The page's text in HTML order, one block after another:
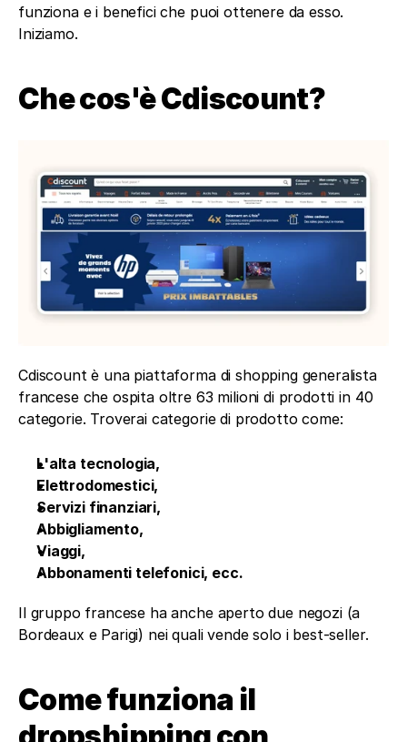
funziona e i benefici che puoi ottenere da esso.
Iniziamo.
Che cos'è Cdiscount?
Cdiscount è una piattaforma di shopping generalista
francese che ospita oltre 63 milioni di prodotti in 40
categorie. Troverai categorie di prodotto come:
L'alta tecnologia,
Elettrodomestici,
Servizi finanziari,
Abbigliamento,
Viaggi,
Abbonamenti telefonici, ecc.
Il gruppo francese ha anche aperto due negozi (a
Bordeaux e Parigi) nei quali vende solo i best-seller.
Come funziona il